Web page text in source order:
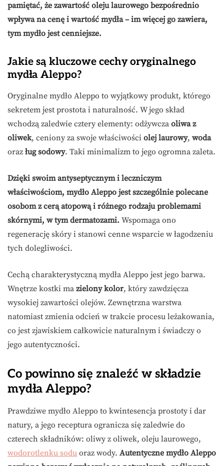
pamiętać, że zawartość oleju laurowego bezpośrednio
wpływa na cenę i wartość mydła – im więcej go zawiera,
tym mydło jest cenniejsze.
Jakie są kluczowe cechy oryginalnego
mydła Aleppo?
Oryginalne mydło Aleppo to wyjątkowy produkt, którego
sekretem jest prostota i naturalność. W jego skład
wchodzą zaledwie cztery elementy: odżywcza oliwa z
oliwek, ceniony za swoje właściwości olej laurowy, woda
oraz ług sodowy. Taki minimalizm to jego ogromna zaleta.
Dzięki swoim antyseptycznym i leczniczym
właściwościom, mydło Aleppo jest szczególnie polecane
osobom z cerą atopową i różnego rodzaju problemami
skórnymi, w tym dermatozami. Wspomaga ono
regenerację skóry i stanowi cenne wsparcie w łagodzeniu
tych dolegliwości.
Cechą charakterystyczną mydła Aleppo jest jego barwa.
Wnętrze kostki ma zielony kolor, który zawdzięcza
wysokiej zawartości olejów. Zewnętrzna warstwa
natomiast zmienia odcień w trakcie procesu leżakowania,
co jest zjawiskiem całkowicie naturalnym i świadczy o
jego autentyczności.
Co powinno się znaleźć w składzie
mydła Aleppo?
Prawdziwe mydło Aleppo to kwintesencja prostoty i dar
natury, a jego receptura ogranicza się zaledwie do
czterech składników: oliwy z oliwek, oleju laurowego,
wodorotlenku sodu oraz wody. Autentyczne mydło Aleppo